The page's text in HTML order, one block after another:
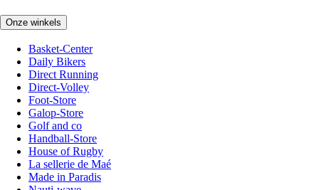
Onze winkels
Basket-Center
Daily Bikers
Direct Running
Direct-Volley
Foot-Store
Galop-Store
Golf and co
Handball-Store
House of Rugby
La sellerie de Maé
Made in Paradis